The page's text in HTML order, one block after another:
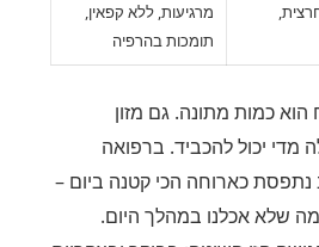
מרגיעות, ללא קפאין,
תומכות בהרפיה
כמות מתונה. גם מזון
מדי יכול להכביד. ברפואה
כארוחה הכי קטנה ביום –
שלא אכלנו במהלך היום.